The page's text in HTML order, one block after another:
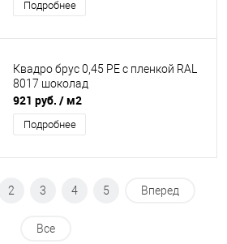
Подробнее
Квадро брус 0,45 PE с пленкой RAL
8017 шоколад
921 руб. / м2
Подробнее
2 3 4 5 Вперед
Все